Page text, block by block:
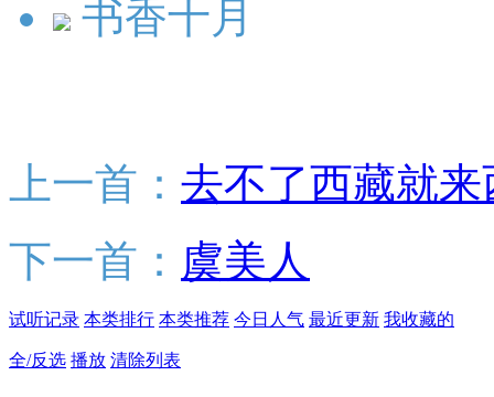
书香十月
上一首： 去不了西藏就来
下一首： 虞美人
试听记录 本类排行 本类推荐 今日人气 最近更新 我收藏的
全/反选 播放 清除列表